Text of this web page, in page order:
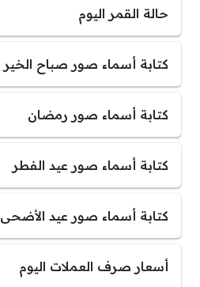
حالة القمر اليوم
كتابة أسماء صور صباح الخير
كتابة أسماء صور رمضان
كتابة أسماء صور عيد الفطر
كتابة أسماء صور عيد الأضحى
أسعار صرف العملات اليوم